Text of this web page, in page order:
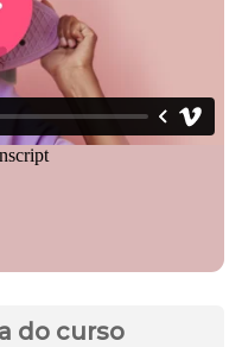
do curso